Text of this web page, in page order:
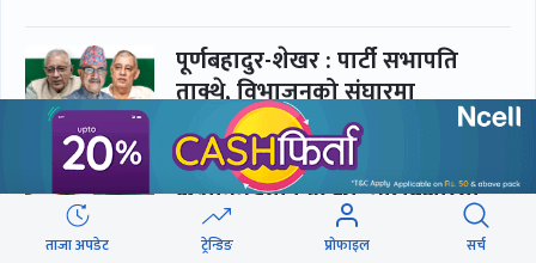
पूर्णबहादुर-शेखर : पार्टी सभापति
ताक्थे, विभाजनको संघारमा
शशांकलाई अघि सारे
कप्तानगञ्जमा झिल्को, गोलबजारमा
डढेलो
ताजा अपडेट ट्रेन्डिङ प्रोफाइल सर्च